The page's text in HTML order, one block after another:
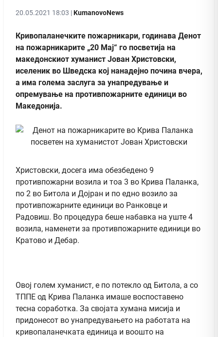
20.05.2021 18:03 |KumanovoNews
Кривопаланечките пожарникари, годинава Денот
на пожарникарите „20 Мај“ го посветија на
македонскиот хуманист Јован Христовски,
иселеник во Шведска кој нанадејно почина вчера,
а има голема заслуга за унапредување и
опремување на противпожарните единици во
Македонија.
Христовски, досега има обезбедено 9
противпожарни возила и тоа 3 во Крива Паланка,
по 2 во Битола и Дојран и по едно возило за
противпожарните единици во Ранковце и
Радовиш. Во процедура беше набавка на уште 4
возила, наменети за противпожарните единици во
Кратово и Дебар.
Овој голем хуманист, е по потекло од Битола, а со
ТППЕ од Крива Паланка имаше воспоставено
тесна соработка. За својата хумана мисија и
придонесот во унапредувањето на работата на
кривопаланечката единица и воошто на